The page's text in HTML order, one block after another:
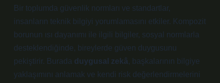
Bir toplumda güvenlik normları ve standartlar,
insanların teknik bilgiyi yorumlamasını etkiler. Kompozit
borunun ısı dayanımı ile ilgili bilgiler, sosyal normlarla
desteklendiğinde, bireylerde güven duygusunu
pekiştirir. Burada duygusal zekâ, başkalarının bilgiye
yaklaşımını anlamak ve kendi risk değerlendirmelerini